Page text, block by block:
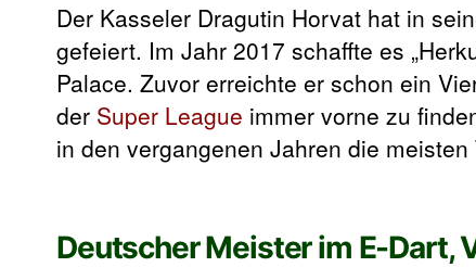
Der Kasseler Dragutin Horvat hat in
gefeiert. Im Jahr 2017 schaffte es
Palace. Zuvor erreichte er schon ein
der Super League immer vorne zu
in den vergangenen Jahren die
Deutscher Meister im E-Dart,